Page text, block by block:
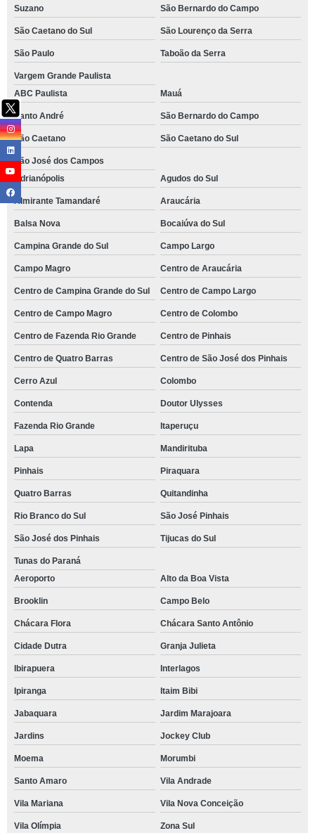
Suzano São Bernardo do Campo
São Caetano do Sul São Lourenço da Serra
São Paulo Taboão da Serra
Vargem Grande Paulista
ABC Paulista
Mauá
Santo André São Bernardo do Campo
São Caetano São Caetano do Sul
São José dos Campos
Adrianópolis
Agudos do Sul
Almirante Tamandaré Araucária
Balsa Nova Bocaiúva do Sul
Campina Grande do Sul Campo Largo
Campo Magro Centro de Araucária
Centro de Campina Grande do Sul Centro de Campo Largo
Centro de Campo Magro Centro de Colombo
Centro de Fazenda Rio Grande Centro de Pinhais
Centro de Quatro Barras Centro de São José dos Pinhais
Cerro Azul Colombo
Contenda Doutor Ulysses
Fazenda Rio Grande Itaperuçu
Lapa Mandirituba
Pinhais Piraquara
Quatro Barras Quitandinha
Rio Branco do Sul São José Pinhais
São José dos Pinhais Tijucas do Sul
Tunas do Paraná
Aeroporto
Alto da Boa Vista
Brooklin Campo Belo
Chácara Flora Chácara Santo Antônio
Cidade Dutra Granja Julieta
Ibirapuera Interlagos
Ipiranga Itaim Bibi
Jabaquara Jardim Marajoara
Jardins Jockey Club
Moema Morumbi
Santo Amaro Vila Andrade
Vila Mariana Vila Nova Conceição
Vila Olímpia Zona Sul